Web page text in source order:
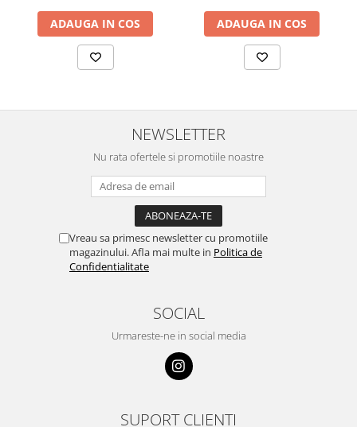
ADAUGA IN COS ADAUGA IN COS
NEWSLETTER
Nu rata ofertele si promotiile noastre
Vreau sa primesc newsletter cu promotiile
magazinului. Afla mai multe in Politica de
Confidentialitate
SOCIAL
Urmareste-ne in social media
SUPORT CLIENTI